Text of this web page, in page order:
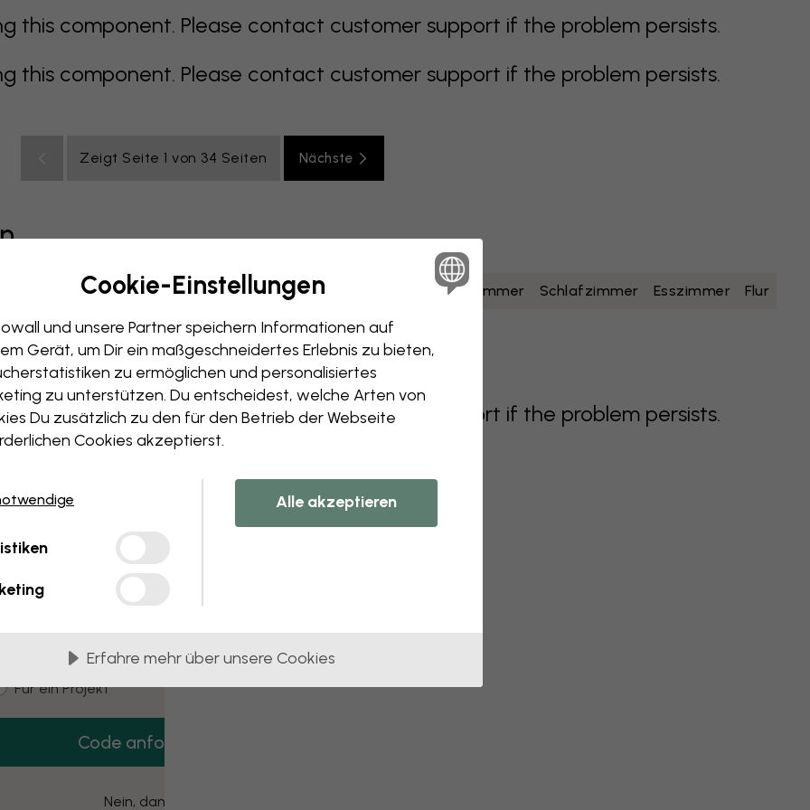
this component. Please contact customer support if the problem persists.
this component. Please contact customer support if the problem persists.
Zeigt Seite 1 von 34 Seiten Nächste
bunt orange rosa lila rot türkis Badezimmer Schlafzimmer Esszimmer Flur
Büro Jugendzimmer Dächer
this component. Please contact customer support if the problem persists.
3 kostenlose Muster
dir 3 Tapetenmuster gratis nach Hause.
type
Für mich
Für ein Projekt
Code anfordern
Nein, danke
Cookie-Einstellungen
und unsere Partner speichern Informationen auf
Gerät, um Dir ein maßgeschneidertes Erlebnis zu bieten,
zu ermöglichen und personalisiertes
zu unterstützen. Du entscheidest, welche Arten von
Du zusätzlich zu den für den Betrieb der Webseite
Cookies akzeptierst.
Alle akzeptieren
Erfahre mehr über unsere Cookies